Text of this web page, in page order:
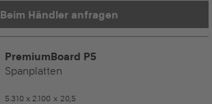
Beim Händler anfragen
PremiumBoard P5
Spanplatten
5.310 x 2.100 x 20,5